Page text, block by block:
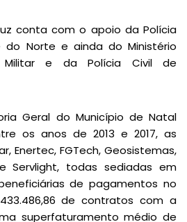
conta com o apoio da Polícia
do Norte e ainda do Ministério
Militar e da Polícia Civil de
Geral do Município de Natal
os anos de 2013 e 2017, as
Enertec, FGTech, Geosistemas,
Servlight, todas sediadas em
de pagamentos no
de contratos com a
superfaturamento médio de